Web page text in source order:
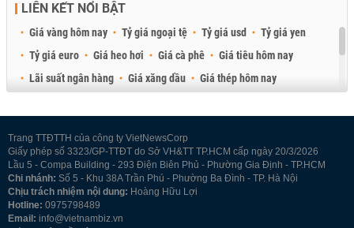
LIÊN KẾT NỔI BẬT
Giá vàng hôm nay Tỷ giá ngoại tệ Tỷ giá usd
Tỷ giá yen
Tỷ giá euro
Giá heo hơi Giá cà phê
Giá tiêu hôm nay
Lãi suất ngân hàng
Giá xăng dầu
Giá thép hôm nay
Trang TTĐTTH của công ty VietNewsCorp
Giấy phép số 3323/GP-TTĐT do Sở VH&TT TP.HCM cấp ngày 20/3/2026
Lầu 5 - Compa Building - 293 Điện Biên Phủ - Phường Gia Định - TP.HCM
Chi nhánh: Số 5 - Khu 38A Trần Phú - Phường Ba Đình - TP. Hà Nội
Chịu trách nhiệm nội dung: Hoàng Hữu Lợi
Hotline: 0975798489
Email: info@vietnambiz.vn